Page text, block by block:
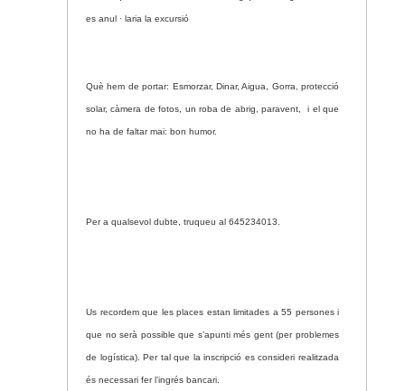
es anul · laria la excursió
Què hem de portar: Esmorzar, Dinar, Aigua, Gorra, protecció
solar, càmera de fotos, un roba de abrig, paravent, i el que
no ha de faltar mai: bon humor.
Per a qualsevol dubte, truqueu al 645234013.
Us recordem que les places estan limitades a 55 persones i
que no serà possible que s’apunti més gent (per problemes
de logística). Per tal que la inscripció es consideri realitzada
és necessari fer l’ingrés bancari.